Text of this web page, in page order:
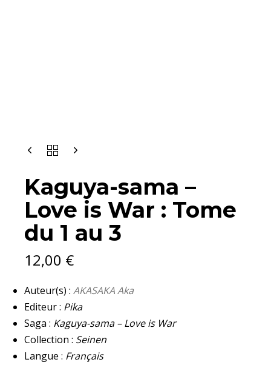
Kaguya-sama –
Love is War : Tome
du 1 au 3
12,00 €
Auteur(s) : AKASAKA Aka
Editeur : Pika
Saga : Kaguya-sama – Love is War
Collection : Seinen
Langue : Français
KAGUYA-
LOVE
TOME
DU
AU
QUANTITY